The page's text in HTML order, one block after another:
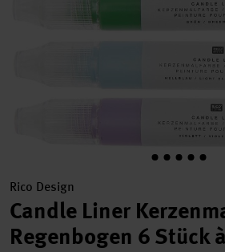
Rico Design
Candle Liner
Regenbogen 6 Stück